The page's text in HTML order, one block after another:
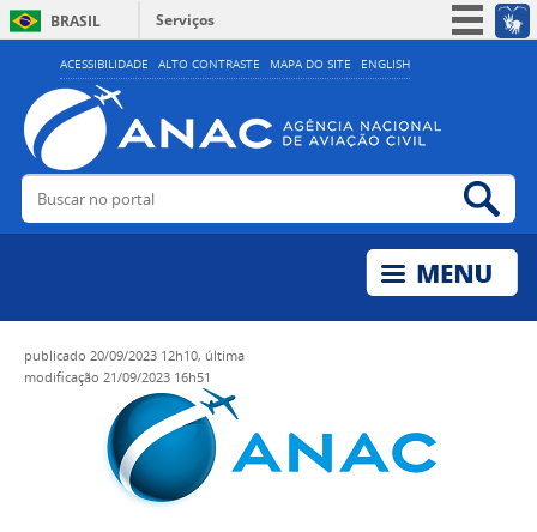
ACESSIBILIDADE ALTO CONTRASTE MAPA DO SITE ENGLISH
BRASIL
Serviços
Simplifique!
Acesso à informação
Legislação
Buscar no portal
publicado 20/09/2023 12h10, última
modificação 21/09/2023 16h51